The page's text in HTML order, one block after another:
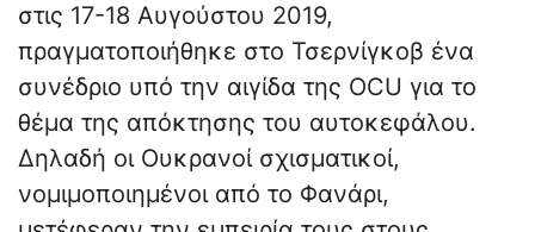
στις 17-18 Αυγούστου 2019,
πραγματοποιήθηκε στο Τσερνίγκοβ ένα
συνέδριο υπό την αιγίδα της OCU για το
θέμα της απόκτησης του αυτοκεφάλου.
Δηλαδή οι Ουκρανοί σχισματικοί,
νομιμοποιημένοι από το Φανάρι,